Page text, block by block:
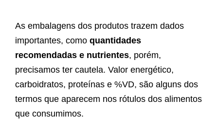
As embalagens dos produtos trazem dados
importantes, como quantidades
recomendadas e nutrientes, porém,
precisamos ter cautela. Valor energético,
carboidratos, proteínas e %VD, são alguns dos
termos que aparecem nos rótulos dos alimentos
que consumimos.